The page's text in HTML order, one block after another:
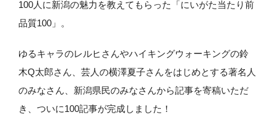
100人に新潟の魅力を教えてもらった「にいがた当たり前
品質100」。
ゆるキャラのレルヒさんやハイキングウォーキングの鈴
木Q太郎さん、芸人の横澤夏子さんをはじめとする著名人
のみなさん、新潟県民のみなさんから記事を寄稿いただ
き、ついに100記事が完成しました！